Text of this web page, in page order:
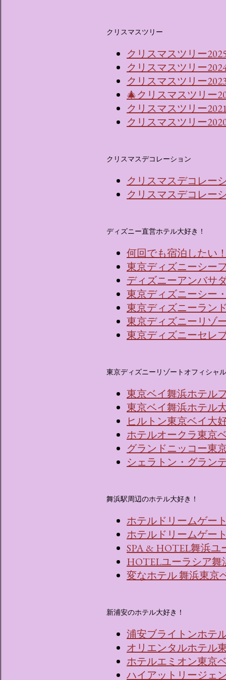
クリスマスツリー
クリスマスツリー
クリスマスツリー
クリスマスツリー
🎄クリスマスツリー
クリスマスツリー2021
クリスマスツリー
クリスマスデコレーション
クリスマスデコレー
クリスマスデコレー
ディズニー直営ホテル大好き！
何回でも宿泊したい
東京ディズニーシー
ディズニーアンバサ
東京ディズニーシー
東京ディズニーラン
東京ディズニーリゾ
東京ディズニーセレ
東京ディズニーリゾートオフィシャ
東京ベイ舞浜ホテル
東京ベイ舞浜ホテル
ヒルトン東京ベイ大
ホテルオークラ東京
グランドニッコー東
シェラトン・グラン
舞浜駅周辺のホテル大好き！
ホテルドリームゲー
ホテルドリームゲー
SPA & HOTEL舞浜ユ
HOTELユーラシア舞
変なホテル 舞浜東京
新浦安のホテル大好き！
浦安ブライトンホテ
オリエンタルホテル
ホテルエミオン東京
ハイアットリージェ